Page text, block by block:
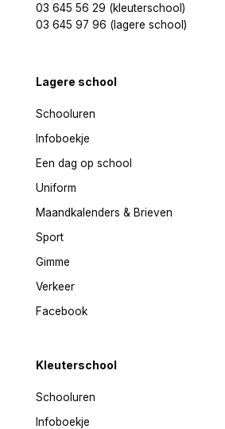
03 645 56 29 (kleuterschool)
03 645 97 96 (lagere school)
Lagere school
Schooluren
Infoboekje
Een dag op school
Uniform
Maandkalenders & Brieven
Sport
Gimme
Verkeer
Facebook
Kleuterschool
Schooluren
Infoboekje